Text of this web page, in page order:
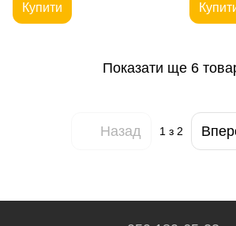
Купити
Показати ще 6
Назад 1 з 2